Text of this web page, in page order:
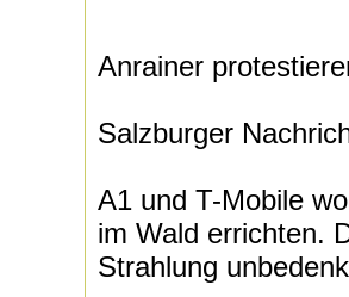
Anrainer
Salzburger
A1 und T-Mobile
im Wald errichten.
Strahlung